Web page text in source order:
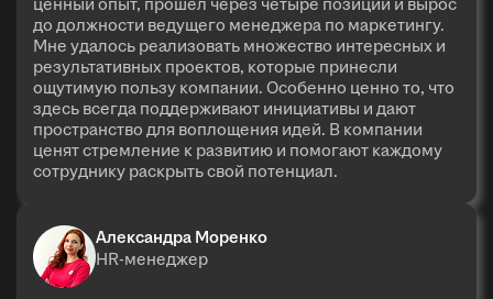
до должности ведущего менеджера по маркетингу.
Мне удалось реализовать множество интересных и
результативных проектов, которые принесли
ощутимую пользу компании. Особенно ценно то, что
здесь всегда поддерживают инициативы и дают
пространство для воплощения идей. В компании
ценят стремление к развитию и помогают каждому
сотруднику раскрыть свой потенциал.
Александра Моренко
HR-менеджер